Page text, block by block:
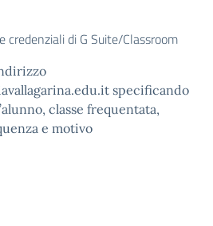
credenziali di G Suite/Classroom
specificando
classe frequentata,
e motivo